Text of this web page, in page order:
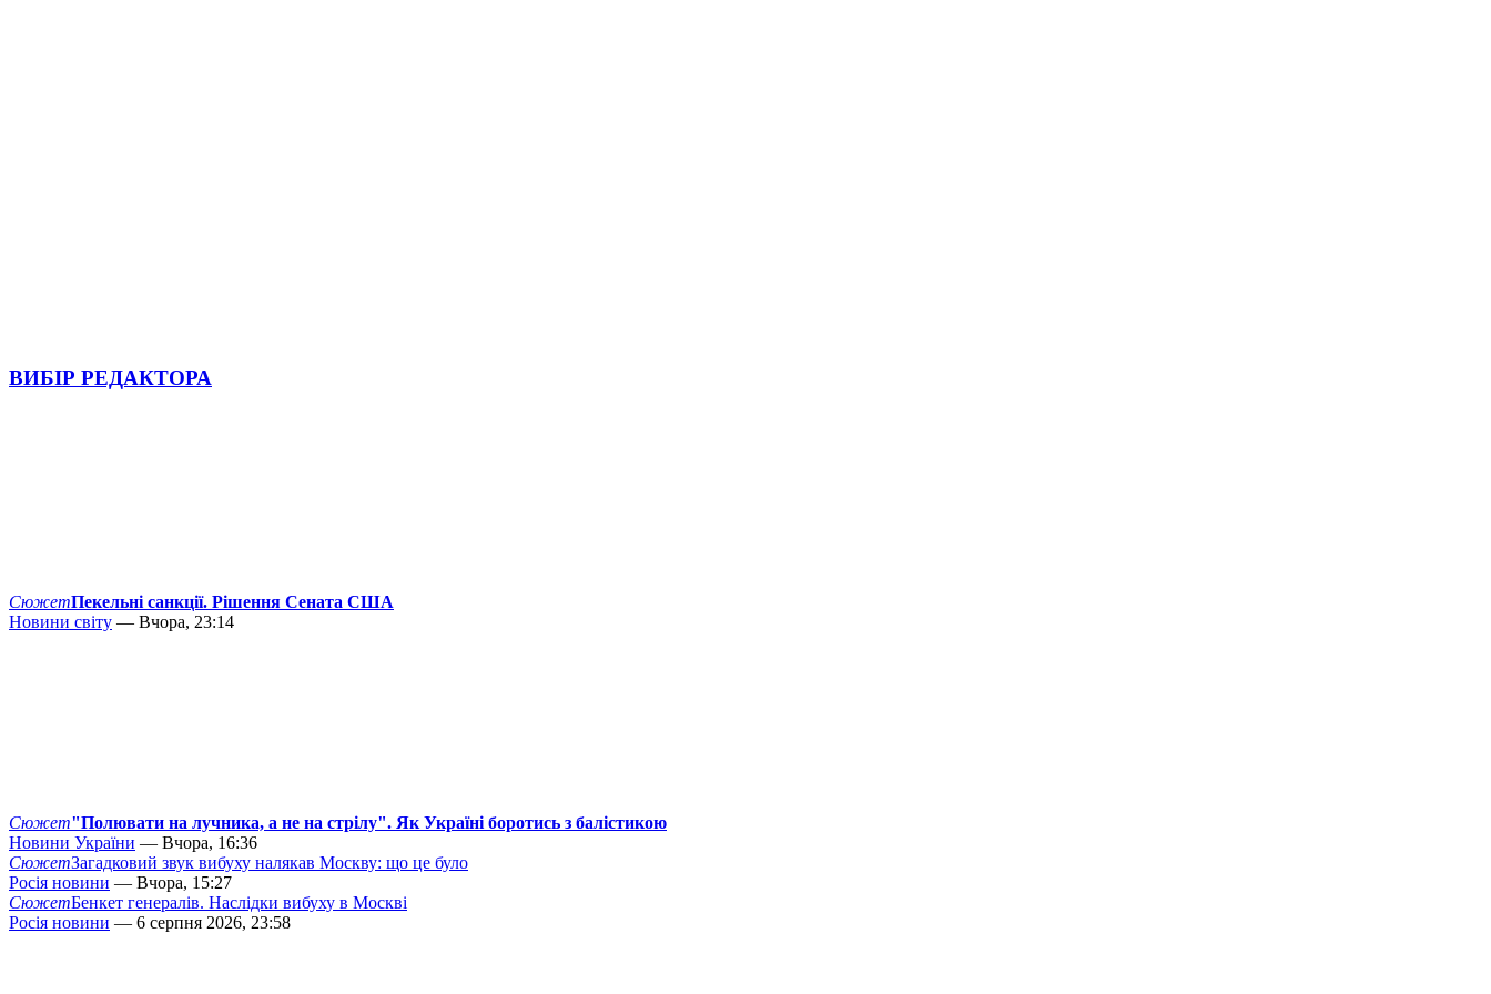
ВИБІР РЕДАКТОРА
СюжетПекельні санкції. Рішення Сената США
Новини світу — Вчора, 23:14
Сюжет"Полювати на лучника, а не на стрілу". Як Україні боротись з балістикою
Новини України — Вчора, 16:36
СюжетЗагадковий звук вибуху налякав Москву: що це було
Росія новини — Вчора, 15:27
СюжетБенкет генералів. Наслідки вибуху в Москві
Росія новини — 6 серпня 2026, 23:58